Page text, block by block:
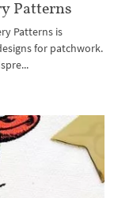
Patterns
Patterns is
for patchwork.